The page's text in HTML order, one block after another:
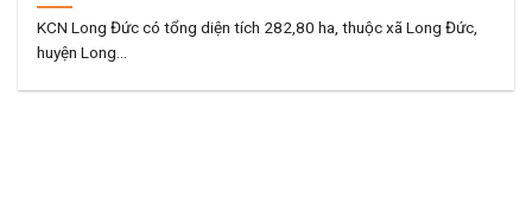
KCN Long Đức có tổng diện tích 282,80 ha, thuộc xã Long Đức,
huyện Long...